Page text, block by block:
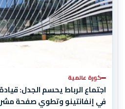
كورة عالمية
اجتماع الرباط يحسم الجدل:
في إنفانتينو وتطوي صفحة